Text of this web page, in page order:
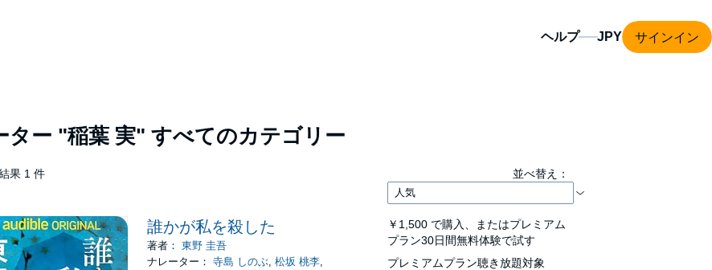
ヘルプ サインイン
ター "稲葉 実" すべてのカテゴリー
果 1 件 並べ替え：
誰かが私を殺した
著者：東野 圭吾
ナレーター：寺島 しのぶ,松坂 桃李,
￥1,500 で購入、またはプレミアム
プラン30日間無料体験で試す
プレミアムプラン聴き放題対象